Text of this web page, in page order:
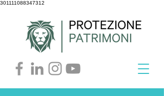
301111088347312